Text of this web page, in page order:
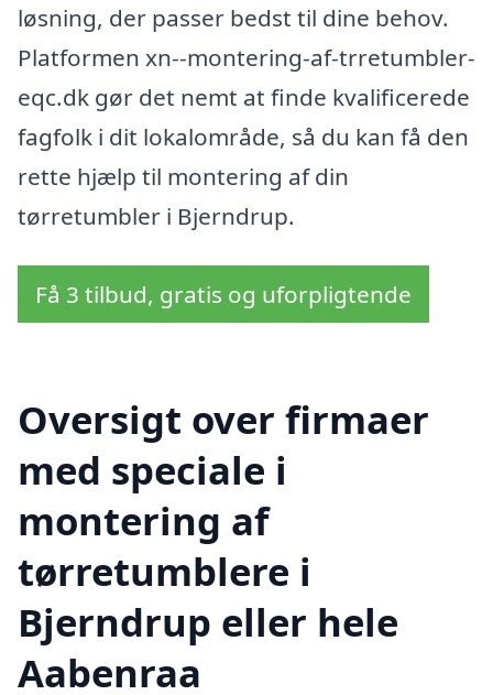
løsning, der passer bedst til dine behov.
Platformen xn--montering-af-trretumbler-
eqc.dk gør det nemt at finde kvalificerede
fagfolk i dit lokalområde, så du kan få den
rette hjælp til montering af din
tørretumbler i Bjerndrup.
Få 3 tilbud, gratis og uforpligtende
Oversigt over firmaer
med speciale i
montering af
tørretumblere i
Bjerndrup eller hele
Aabenraa